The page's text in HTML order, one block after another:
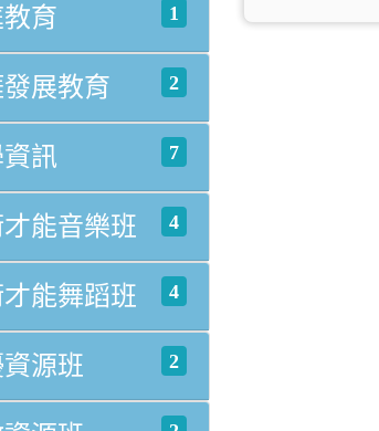
1
育
2
展教育
7
訊
4
能音樂班
4
能舞蹈班
2
源班